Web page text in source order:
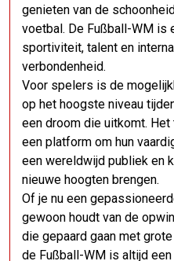
genieten van de
voetbal. De Fußball-WM is
sportiviteit, talent en
verbondenheid.
Voor spelers is de
op het hoogste niveau
een droom die uitkomt.
een platform om hun
een wereldwijd publiek en
nieuwe hoogten brengen.
Of je nu een
gewoon houdt van de
die gepaard gaan met
de Fußball-WM is altijd